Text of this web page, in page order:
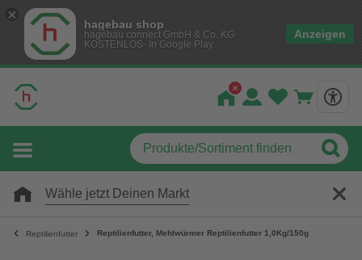
hagebau shop
hagebau connect GmbH & Co. KG
KOSTENLOS- In Google Play
Anzeigen
Wähle jetzt Deinen Markt
Reptilienfutter Reptilienfutter, Mehlwürmer Reptilienfutter 1,0Kg/150g